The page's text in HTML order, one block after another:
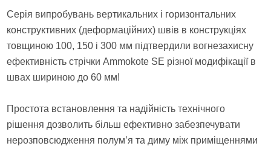
Серія випробувань вертикальних і горизонтальних
конструктивних (деформаційних) швів в конструкціях
товщиною 100, 150 і 300 мм підтвердили вогнезахисну
ефективність стрічки Ammokote SE різної модифікації в
швах шириною до 60 мм!
Простота встановлення та надійність технічного
рішення дозволить більш ефективно забезпечувати
нерозповсюдження полум’я та диму між приміщеннями